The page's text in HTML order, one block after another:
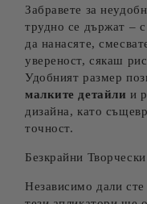
Забравете за
трудно се държат –
да нанасяте,
увереност, сякаш
Удобният размер
малките детайли и
дизайна, като
точност.
Безкрайни
Независимо дали